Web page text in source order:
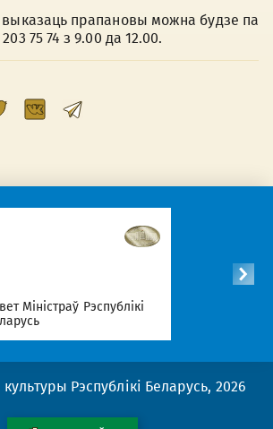
выказаць прапановы можна будзе па
75 74 з 9.00 да 12.00.
Міністраў Рэспублікі
Рэспублікі Беларусь, 2026